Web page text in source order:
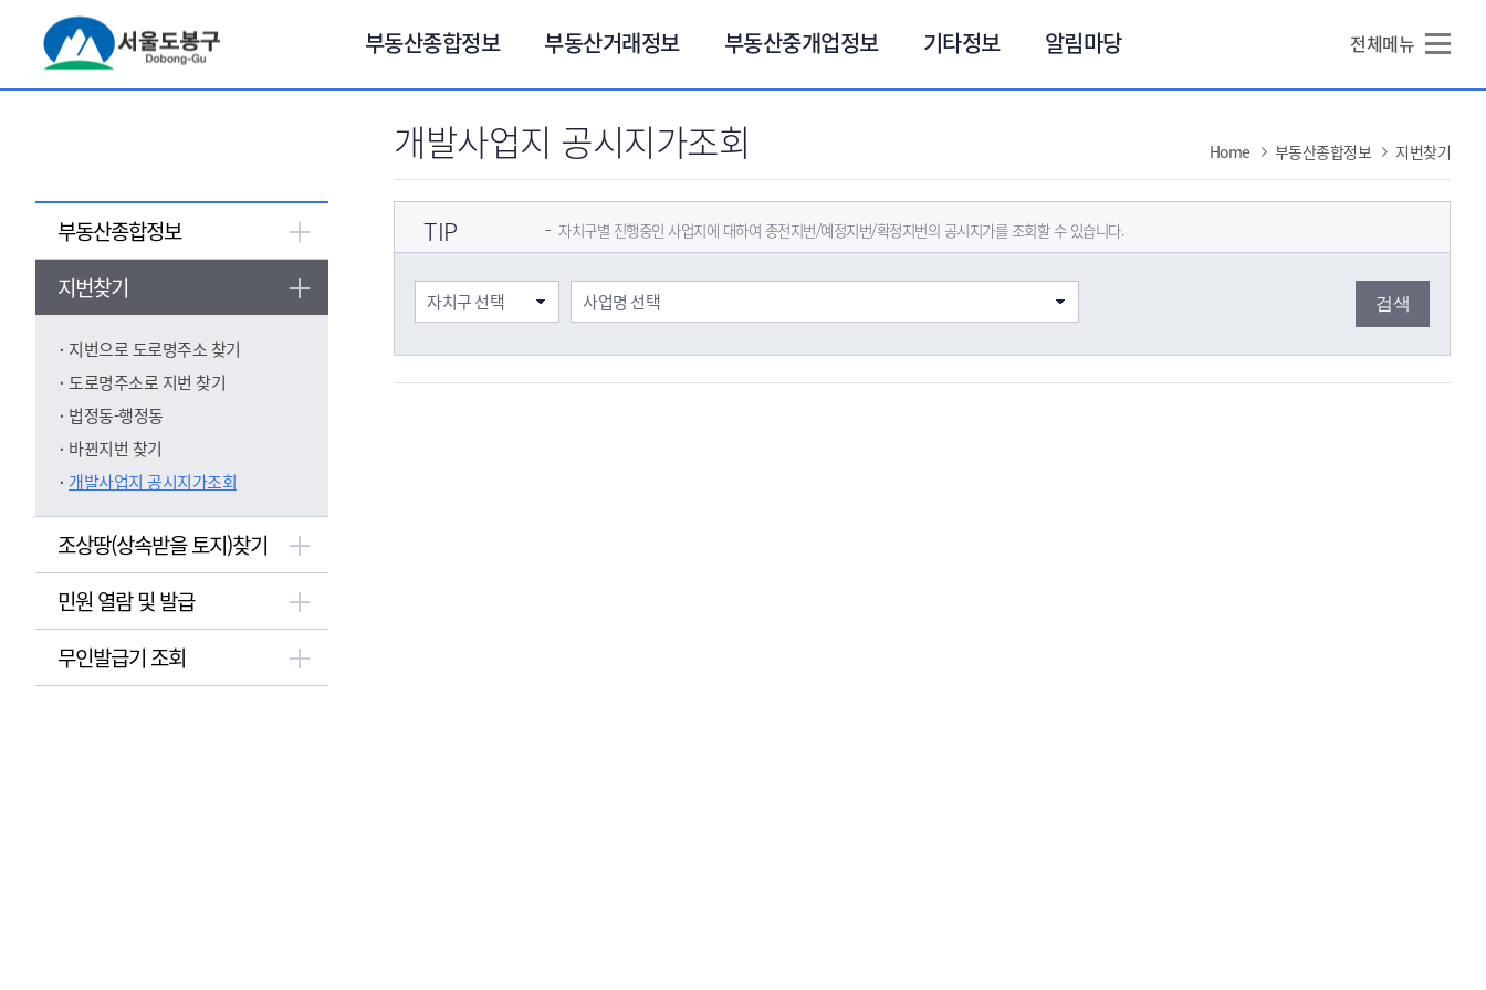
부동산종합정보 부동산거래정보 부동산중개업정보 기타정보 알림마당 전체메뉴
부동산종합정보
지번찾기
지번으로 도로명주소 찾기
도로명주소로 지번 찾기
법정동-행정동
바뀐지번 찾기
개발사업지 공시지가조회
조상땅(상속받을 토지)찾기
민원 열람 및 발급
무인발급기 조회
개발사업지 공시지가조회 Home 부동산종합정보 지번찾기
TIP 자치구별 진행중인 사업지에 대하여 종전지번/예정지번/확정지번의 공시지가를 조회할 수 있습니다.